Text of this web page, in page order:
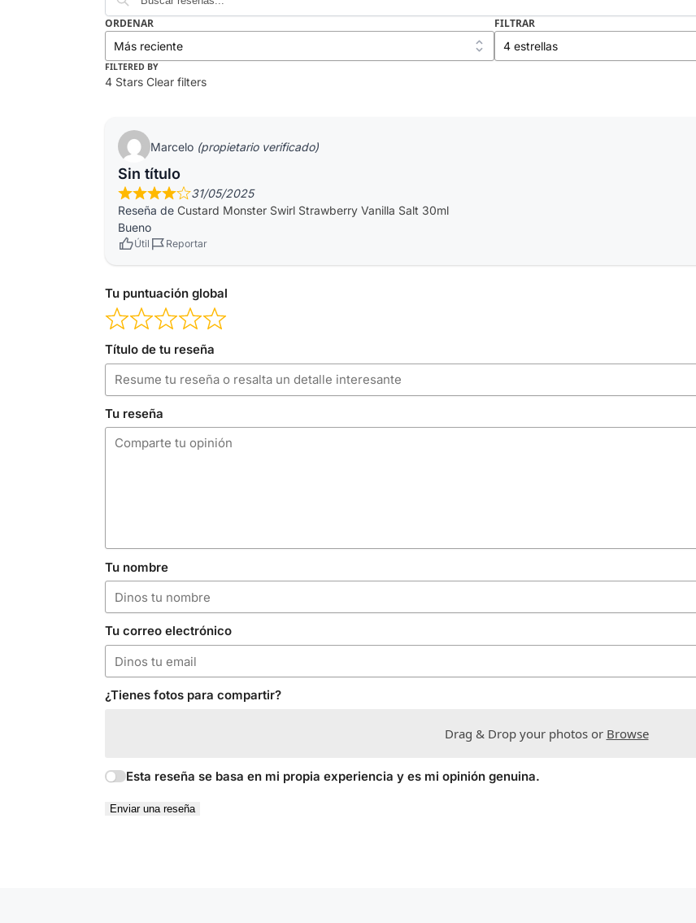
ORDENAR FILTRAR
FILTERED BY
4 Stars Clear filters
Marcelo (propietario verificado)
Sin título
31/05/2025
Reseña de Custard Monster Swirl Strawberry Vanilla Salt 30ml
Bueno
Útil Reportar
Tu puntuación global
Título de tu reseña
Tu reseña
Tu nombre
Tu correo electrónico
¿Tienes fotos para compartir?
Drag & Drop your photos or Browse
Esta reseña se basa en mi propia experiencia y es mi opinión genuina.
Enviar una reseña